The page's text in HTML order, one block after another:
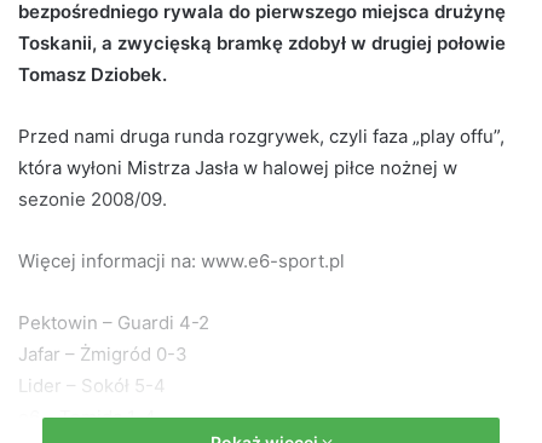
a
n
e
bezpośredniego rywala do pierwszego miejsca drużynę
Toskanii, a zwycięską bramkę zdobył w drugiej połowie
Tomasz Dziobek.
Przed nami druga runda rozgrywek, czyli faza „play offu”,
która wyłoni Mistrza Jasła w halowej piłce nożnej w
sezonie 2008/09.
Więcej informacji na: www.e6-sport.pl
Pektowin – Guardi 4-2
Jafar – Żmigród 0-3
Lider – Sokół 5-4
e6 – Temida 1-4